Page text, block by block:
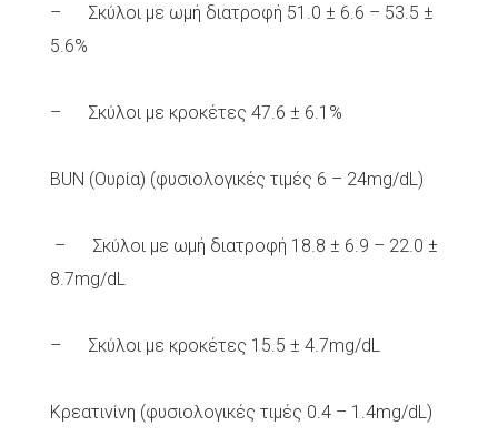
– Σκύλοι με ωμή διατροφή 51.0 ± 6.6 – 53.5 ±
5.6%
– Σκύλοι με κροκέτες 47.6 ± 6.1%
BUN (Ουρία) (φυσιολογικές τιμές 6 – 24mg/dL)
– Σκύλοι με ωμή διατροφή 18.8 ± 6.9 – 22.0 ±
8.7mg/dL
– Σκύλοι με κροκέτες 15.5 ± 4.7mg/dL
Κρεατινίνη (φυσιολογικές τιμές 0.4 – 1.4mg/dL)